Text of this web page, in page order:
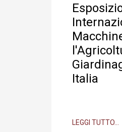
Italia
LEGGI TUTTO…